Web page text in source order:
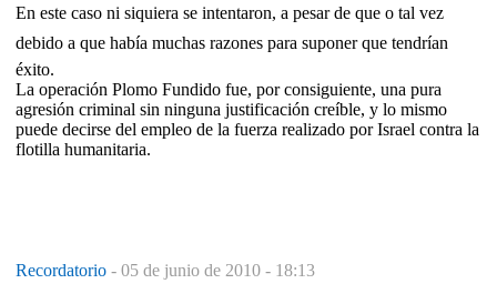
En este caso ni siquiera se intentaron, a pesar de que o tal vez
debido a que había muchas razones para suponer que tendrían
éxito.
La operación Plomo Fundido fue, por consiguiente, una pura
agresión criminal sin ninguna justificación creíble, y lo mismo
puede decirse del empleo de la fuerza realizado por Israel contra la
flotilla humanitaria.
Recordatorio - 05 de junio de 2010 - 18:13